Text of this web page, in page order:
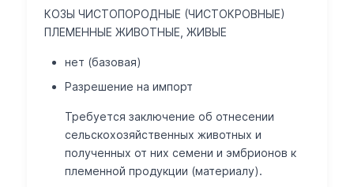
КОЗЫ ЧИСТОПОРОДНЫЕ (ЧИСТОКРОВНЫЕ)
ПЛЕМЕННЫЕ ЖИВОТНЫЕ, ЖИВЫЕ
нет (базовая)
Разрешение на импорт
Требуется заключение об отнесении
сельскохозяйственных животных и
полученных от них семени и эмбрионов к
племенной продукции (материалу).